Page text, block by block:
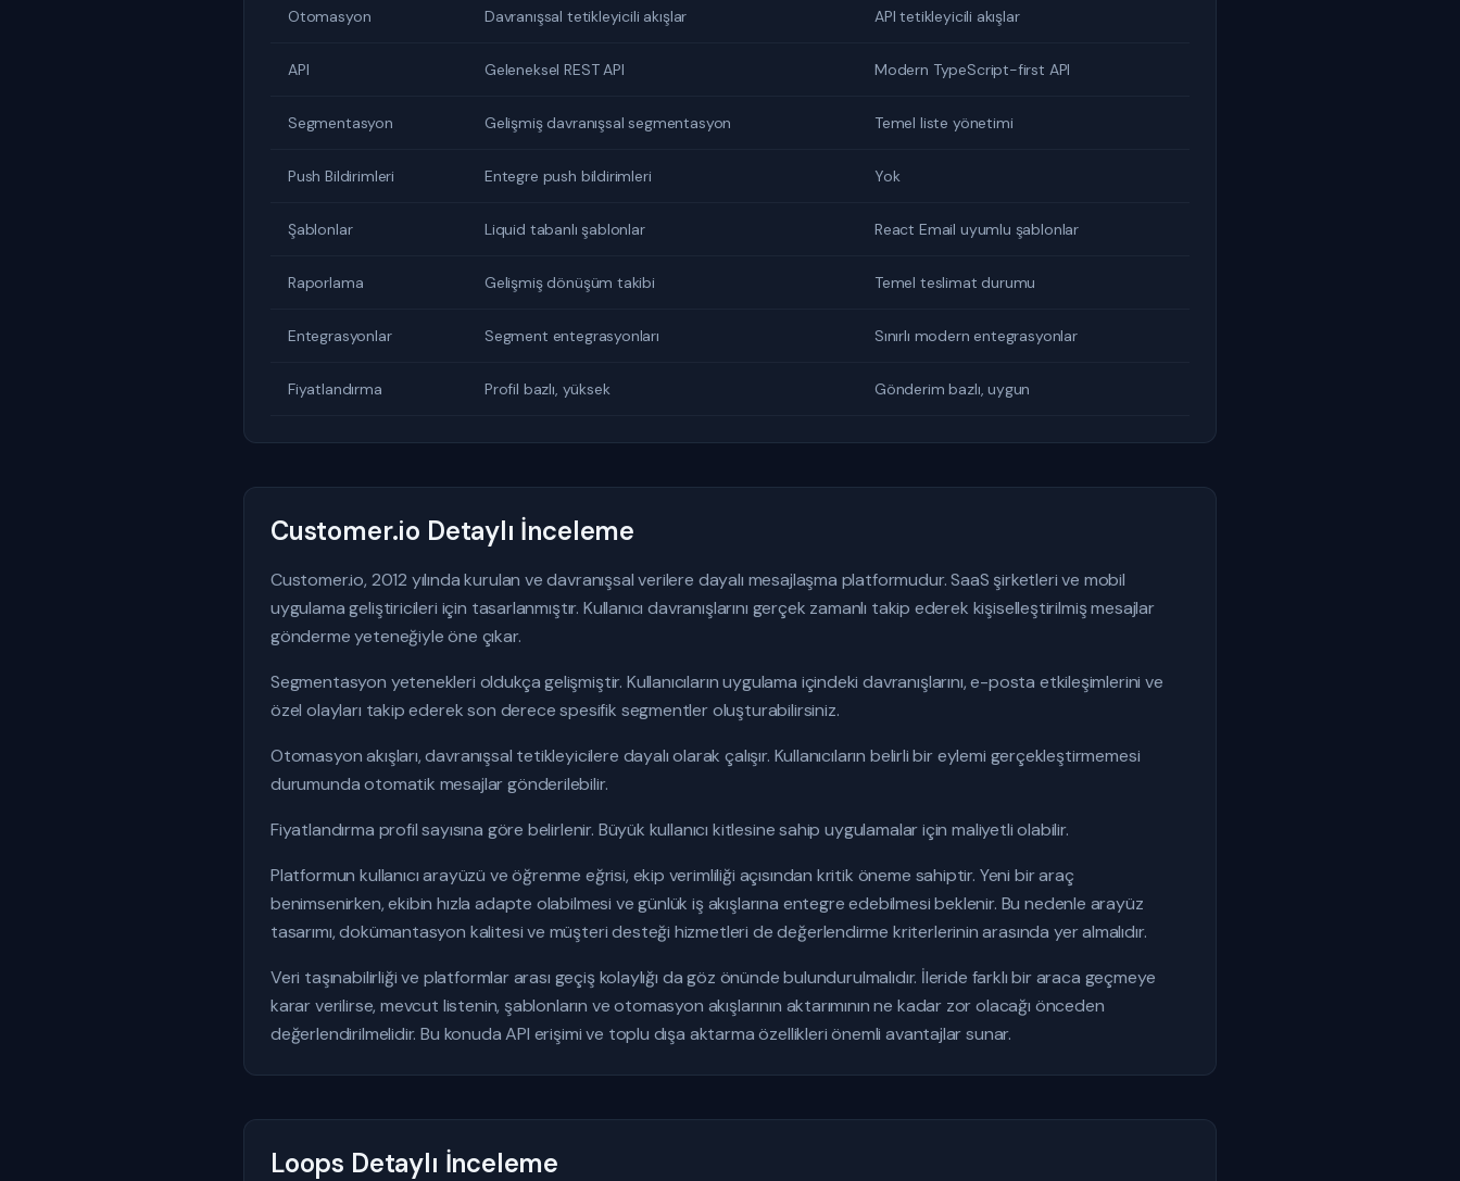
Otomasyon Davranışsal tetikleyicili akışlar API tetikleyicili akışlar
API Geleneksel REST API Modern TypeScript-first API
Segmentasyon Gelişmiş davranışsal segmentasyon Temel liste yönetimi
Push Bildirimleri Entegre push bildirimleri Yok
Şablonlar Liquid tabanlı şablonlar React Email uyumlu şablonlar
Raporlama Gelişmiş dönüşüm takibi Temel teslimat durumu
Entegrasyonlar Segment entegrasyonları Sınırlı modern entegrasyonlar
Fiyatlandırma Profil bazlı, yüksek Gönderim bazlı, uygun
Customer.io Detaylı İnceleme
Customer.io, 2012 yılında kurulan ve davranışsal verilere dayalı mesajlaşma platformudur. SaaS şirketleri ve mobil
uygulama geliştiricileri için tasarlanmıştır. Kullanıcı davranışlarını gerçek zamanlı takip ederek kişiselleştirilmiş mesajlar
gönderme yeteneğiyle öne çıkar.
Segmentasyon yetenekleri oldukça gelişmiştir. Kullanıcıların uygulama içindeki davranışlarını, e-posta etkileşimlerini ve
özel olayları takip ederek son derece spesifik segmentler oluşturabilirsiniz.
Otomasyon akışları, davranışsal tetikleyicilere dayalı olarak çalışır. Kullanıcıların belirli bir eylemi gerçekleştirmemesi
durumunda otomatik mesajlar gönderilebilir.
Fiyatlandırma profil sayısına göre belirlenir. Büyük kullanıcı kitlesine sahip uygulamalar için maliyetli olabilir.
Platformun kullanıcı arayüzü ve öğrenme eğrisi, ekip verimliliği açısından kritik öneme sahiptir. Yeni bir araç
benimsenirken, ekibin hızla adapte olabilmesi ve günlük iş akışlarına entegre edebilmesi beklenir. Bu nedenle arayüz
tasarımı, dokümantasyon kalitesi ve müşteri desteği hizmetleri de değerlendirme kriterlerinin arasında yer almalıdır.
Veri taşınabilirliği ve platformlar arası geçiş kolaylığı da göz önünde bulundurulmalıdır. İleride farklı bir araca geçmeye
karar verilirse, mevcut listenin, şablonların ve otomasyon akışlarının aktarımının ne kadar zor olacağı önceden
değerlendirilmelidir. Bu konuda API erişimi ve toplu dışa aktarma özellikleri önemli avantajlar sunar.
Loops Detaylı İnceleme